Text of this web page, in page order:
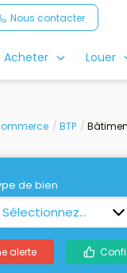
Nous contacter
Acheter Louer
BTP
de bien
Sélectionnez...
alerte